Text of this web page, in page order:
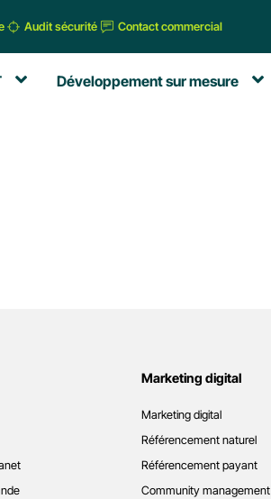
Audit sécurité Contact commercial
Développement sur mesure
Marketing digital
Marketing digital
Référencement naturel
Référencement payant
Community management